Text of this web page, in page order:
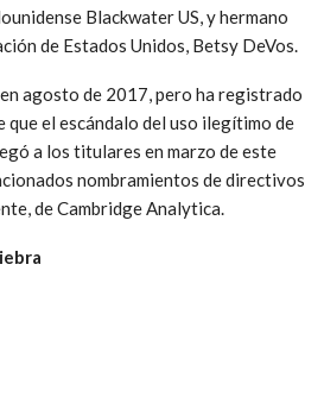
Blackwater US, y hermano
de Estados Unidos, Betsy DeVos.
agosto de 2017, pero ha registrado
que el escándalo del uso ilegítimo de
a los titulares en marzo de este
nombramientos de directivos
de Cambridge Analytica.